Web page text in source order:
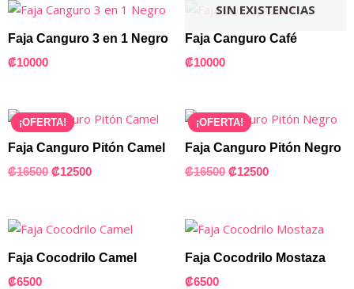
Faja Canguro 3 en 1 Negro
₡10000
SIN EXISTENCIAS
Faja Canguro Café
₡10000
¡OFERTA!
Faja Canguro Pitón Camel
₡16500 ₡12500
¡OFERTA!
Faja Canguro Pitón Negro
₡16500 ₡12500
Faja Cocodrilo Camel
₡6500
Faja Cocodrilo Mostaza
₡6500